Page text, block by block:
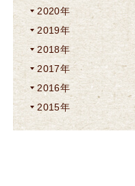
2020年
2019年
2018年
2017年
2016年
2015年